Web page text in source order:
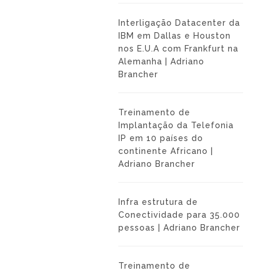
Interligação Datacenter da
IBM em Dallas e Houston
nos E.U.A com Frankfurt na
Alemanha | Adriano
Brancher
Treinamento de
Implantação da Telefonia
IP em 10 países do
continente Africano |
Adriano Brancher
Infra estrutura de
Conectividade para 35.000
pessoas | Adriano Brancher
Treinamento de